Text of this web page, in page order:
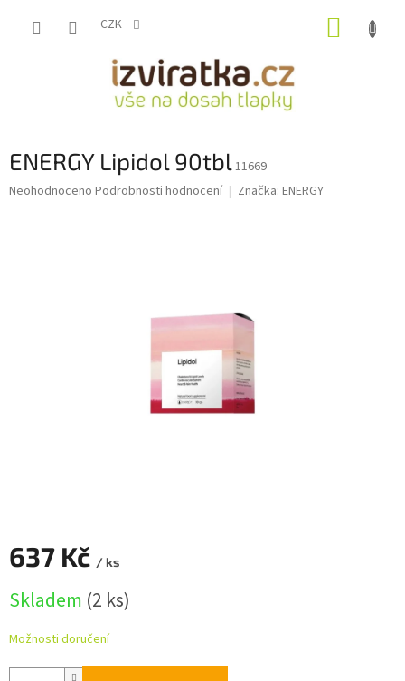
CZK
ENERGY Lipidol 90tbl11669
Průměrné
Neohodnoceno Podrobnosti hodnocení Značka: ENERGY
637 Kč / ks
cena:
Skladem (2 ks)
Možnosti doručení